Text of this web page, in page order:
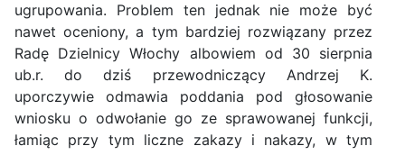
ugrupowania. Problem ten jednak nie może być
nawet oceniony, a tym bardziej rozwiązany przez
Radę Dzielnicy Włochy albowiem od 30 sierpnia
ub.r. do dziś przewodniczący Andrzej K.
uporczywie odmawia poddania pod głosowanie
wniosku o odwołanie go ze sprawowanej funkcji,
łamiąc przy tym liczne zakazy i nakazy, w tym